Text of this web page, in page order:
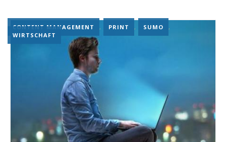
CONTENT MANAGEMENT , PRINT , SUMO
,
WIRTSCHAFT